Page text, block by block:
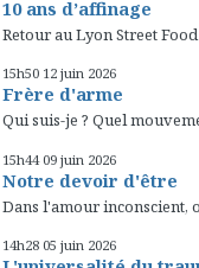
10 ans d’affinage
Retour au Lyon Street
15h50 12 juin 2026
Frère d'arme
Qui suis-je ? Quel
15h44 09 juin 2026
Notre devoir d'être
Dans l'amour inconscient,
14h28 05 juin 2026